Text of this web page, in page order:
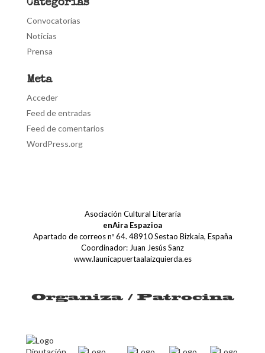
Categorías
Convocatorias
Noticias
Prensa
Meta
Acceder
Feed de entradas
Feed de comentarios
WordPress.org
Asociación Cultural Literaria
enAira Espazioa
Apartado de correos nº 64. 48910 Sestao Bizkaia, España
Coordinador: Juan Jesús Sanz
www.launicapuertaalaizquierda.es
Organiza / Patrocina